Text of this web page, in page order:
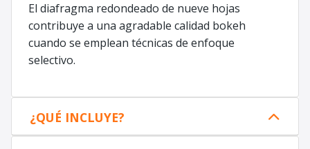
El diafragma redondeado de nueve hojas
contribuye a una agradable calidad bokeh
cuando se emplean técnicas de enfoque
selectivo.
¿QUÉ INCLUYE?